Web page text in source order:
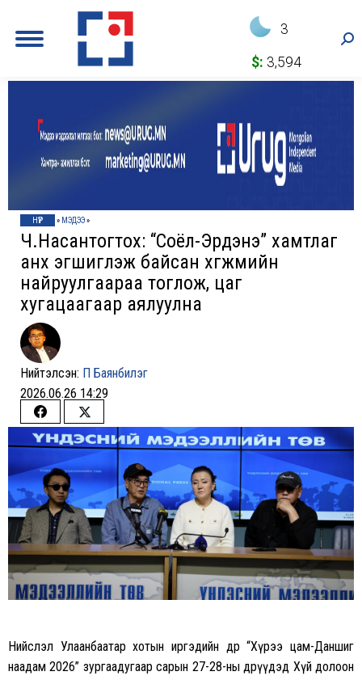
3
$: 3,594
НҮҮР » МЭДЭЭ»
Ч.Насантогтох: “Соёл-Эрдэнэ” хамтлаг
анх эгшиглэж байсан хөгжмийн
найруулгаараа тоглож, цаг
хугацаагаар аялуулна
Нийтэлсэн: П Баянбилэг
2026.06.26 14:29
Share
on
Facebook
Share
on
Twitter
Нийслэл Улаанбаатар хотын иргэдийн өдөр “Хүрээ цам-Даншиг
наадам 2026” зургаадугаар сарын 27-28-ны өдрүүдэд Хүй долоон